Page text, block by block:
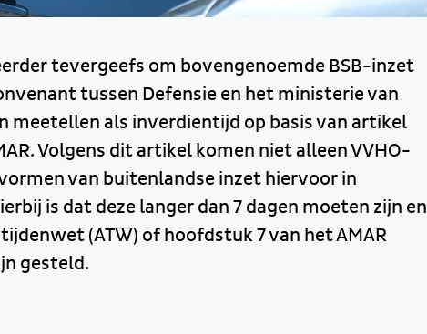
tevergeefs om bovengenoemde BSB-inzet
tussen Defensie en het ministerie van
meetellen als inverdientijd op basis van artikel
Volgens dit artikel komen niet alleen VVHO-
van buitenlandse inzet hiervoor in
is dat deze langer dan 7 dagen moeten zijn en
(ATW) of hoofdstuk 7 van het AMAR
gesteld.